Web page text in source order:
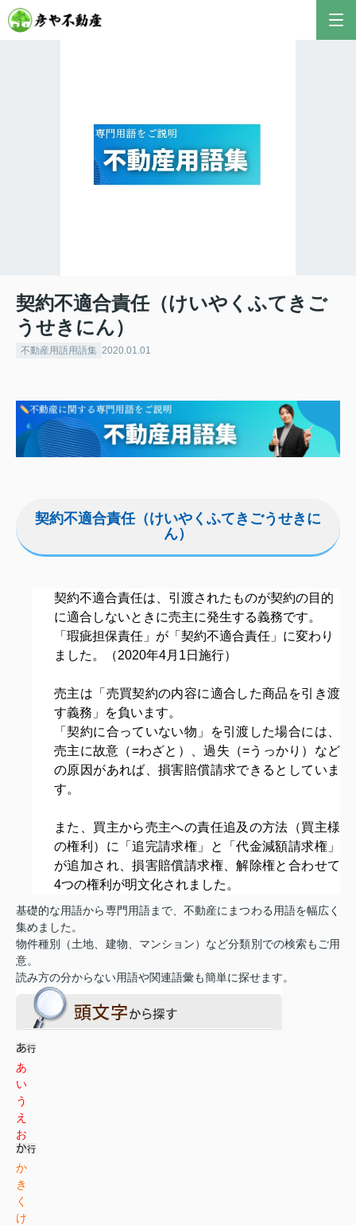
契約不適合責任（けいやくふてきご
うせきにん）
不動産用語用語集 2020.01.01
契約不適合責任（けいやくふてきごうせきに
ん）
契約不適合責任は、引渡されたものが契約の目的
に適合しないときに売主に発生する義務です。
「瑕疵担保責任」が「契約不適合責任」に変わり
ました。（2020年4月1日施行）
売主は「売買契約の内容に適合した商品を引き渡
す義務」を負います。
「契約に合っていない物」を引渡した場合には、
売主に故意（=わざと）、過失（=うっかり）など
の原因があれば、損害賠償請求できるとしていま
す。
また、買主から売主への責任追及の方法（買主様
の権利）に「追完請求権」と「代金減額請求権」
が追加され、損害賠償請求権、解除権と合わせて
4つの権利が明文化されました。
基礎的な用語から専門用語まで、不動産にまつわる用語を幅広く
集めました。
物件種別（土地、建物、マンション）など分類別での検索もご用
意。
読み方の分からない用語や関連語彙も簡単に探せます。
あ
い
う
え
お
か
き
く
け
おすすめ不動産AIコンテンツとして、膨大なデータ
から最適なご提案を導き出します✨
不動産の売却や購入など、何でもお気軽にご相談く